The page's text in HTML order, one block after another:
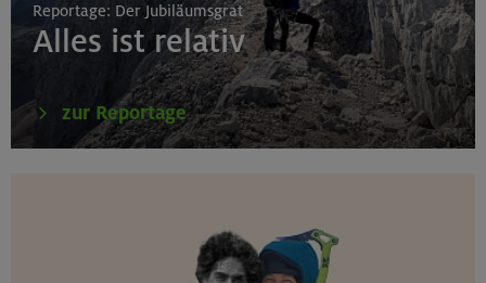
Reportage: Der Jubiläumsgrat
Alles ist relativ
zur Reportage